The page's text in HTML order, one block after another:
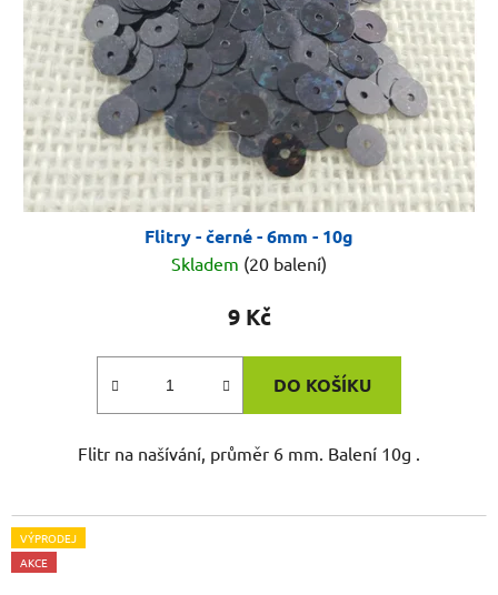
Flitry - černé - 6mm - 10g
Skladem (20 balení)
9 Kč
DO KOŠÍKU
Flitr na našívání, průměr 6 mm. Balení 10g .
VÝPRODEJ
AKCE